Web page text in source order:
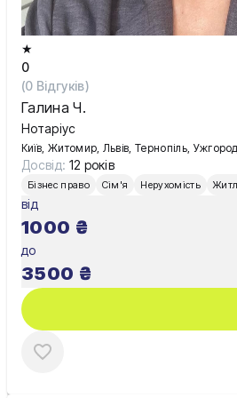
★
0
(0 Відгуків)
Галина Ч.
Нотаріус
Київ, Житомир, Львів, Тернопіль, Ужгород
Досвід: 12 років
Бізнес право Сім'я Нерухомість
від
1000 ₴
до
3500 ₴